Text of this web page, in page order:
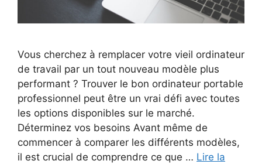
Vous cherchez à remplacer votre vieil ordinateur
de travail par un tout nouveau modèle plus
performant ? Trouver le bon ordinateur portable
professionnel peut être un vrai défi avec toutes
les options disponibles sur le marché.
Déterminez vos besoins Avant même de
commencer à comparer les différents modèles,
il est crucial de comprendre ce que … Lire la